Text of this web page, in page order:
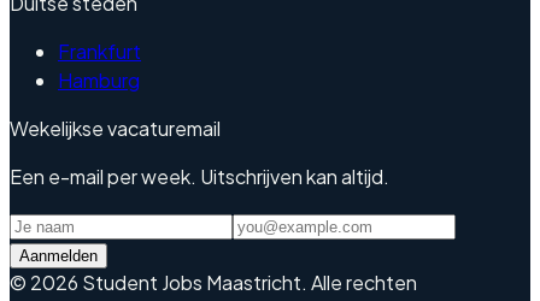
Frankfurt
Hamburg
Wekelijkse vacaturemail
Een e-mail per week. Uitschrijven kan altijd.
Aanmelden
© 2026 Student Jobs Maastricht. Alle rechten